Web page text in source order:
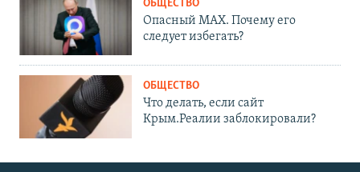
ОБЩЕСТВО
Опасный MAX. Почему его
следует избегать?
ОБЩЕСТВО
Что делать, если сайт
Крым.Реалии заблокировали?